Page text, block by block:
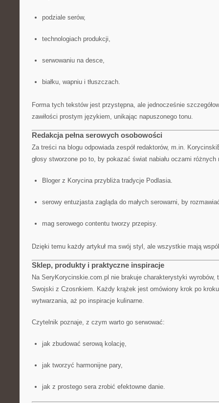
podziale serów,
technologiach produkcji,
serwowaniu na desce,
białku, wapniu i tłuszczach.
Forma tych tekstów jest przystępna, ale jednocześnie
zawiłości prostym językiem, unikając napuszonego tonu.
Redakcja pełna serowych osobowości
Za treści na blogu odpowiada zespół redaktorów, m.in.
głosy stworzone po to, by pokazać świat nabiału oczami różnych
Bloger z Korycina przybliża tradycje Podlasia.
serowy entuzjasta zagląda do małych serowarni, by
mag serowego contentu tworzy przepisy.
Dzięki temu każdy artykuł ma swój styl, ale wszystkie mają
Sklep, produkty i praktyczne inspiracje
Na SeryKorycinskie.com.pl nie brakuje charakterystyki
Swojski z Czosnkiem. Każdy krążek jest omówiony krok po
wytwarzania, aż po inspiracje kulinarne.
Czytelnik poznaje, z czym warto go serwować:
jak zbudować serową kolację,
jak tworzyć harmonijne pary,
jak z prostego sera zrobić efektowne danie.